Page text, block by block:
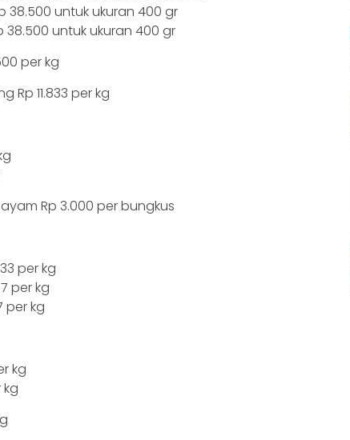
38.500 untuk ukuran 400 gr
38.500 untuk ukuran 400 gr
per kg
Rp 11.833 per kg
Rp 3.000 per bungkus
per kg
per kg
per kg
kg